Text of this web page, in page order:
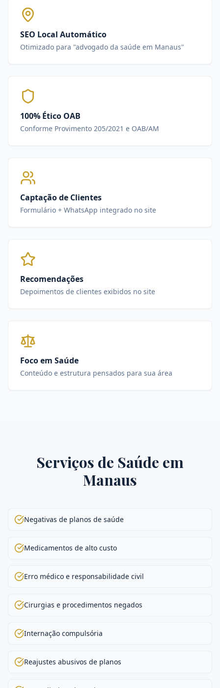
SEO Local Automático
Otimizado para "advogado da saúde em Manaus"
100% Ético OAB
Conforme Provimento 205/2021 e OAB/AM
Captação de Clientes
Formulário + WhatsApp integrado no site
Recomendações
Depoimentos de clientes exibidos no site
Foco em Saúde
Conteúdo e estrutura pensados para sua área
Serviços de Saúde em
Manaus
Negativas de planos de saúde
Medicamentos de alto custo
Erro médico e responsabilidade civil
Cirurgias e procedimentos negados
Internação compulsória
Reajustes abusivos de planos